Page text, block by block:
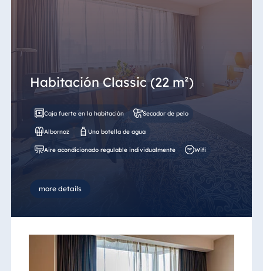
Jolie Ville Resort
& Casino Sharm
Albania
Bay
Habitación Classic (22 m²)
Caja fuerte en la habitación Secador de pelo
Albornoz Una botella de agua
Aire acondicionado regulable individualmente Wifi
more details